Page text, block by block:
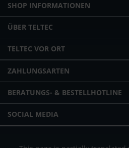
SHOP INFORMATIONEN
ÜBER TELTEC
TELTEC VOR ORT
ZAHLUNGSARTEN
BERATUNGS- & BESTELLHOTLINE
SOCIAL MEDIA